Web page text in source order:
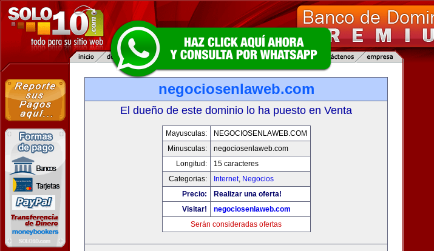
negociosenlaweb.com
El dueño de este dominio lo ha puesto en Venta
Mayusculas:
NEGOCIOSENLAWEB.COM
Minusculas:
negociosenlaweb.com
Longitud:
15 caracteres
Categorias:
Internet, Negocios
Precio:
Realizar una oferta!
Visitar!
negociosenlaweb.com
Serán consideradas ofertas